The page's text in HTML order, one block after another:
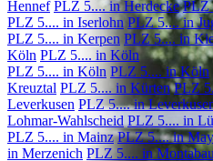
Hennef PLZ 5.... in Herdecke PLZ
PLZ 5.... in Iserlohn PLZ 5.... in
PLZ 5.... in Kerpen PLZ 5.... in
Köln PLZ 5.... in Köln
PLZ 5.... in Köln PLZ 5.... in Köln
Kreuztal PLZ 5.... in Kürten PLZ
Leverkusen PLZ 5.... in
Lohmar-Wahlscheid PLZ 5.... in
PLZ 5.... in Mainz PLZ 5.... in
in Merzenich PLZ 5.... in